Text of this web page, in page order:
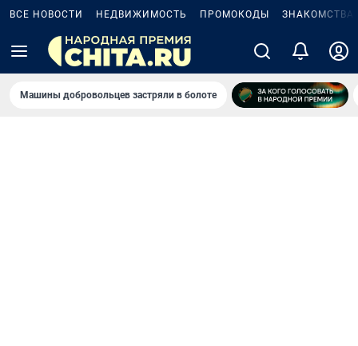
ВСЕ НОВОСТИ НЕДВИЖИМОСТЬ ПРОМОКОДЫ ЗНАКОМСТВА
Машины добровольцев застряли в болоте